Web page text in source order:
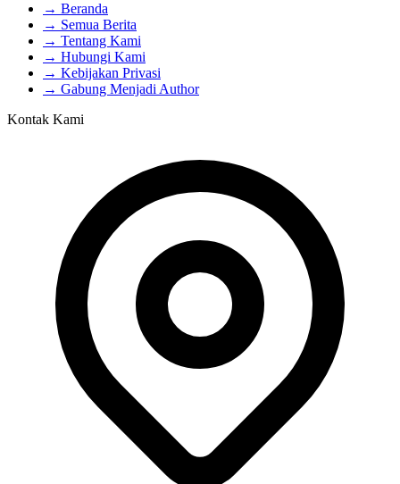
→ Beranda
→ Semua Berita
→ Tentang Kami
→ Hubungi Kami
→ Kebijakan Privasi
→ Gabung Menjadi Author
Kontak Kami